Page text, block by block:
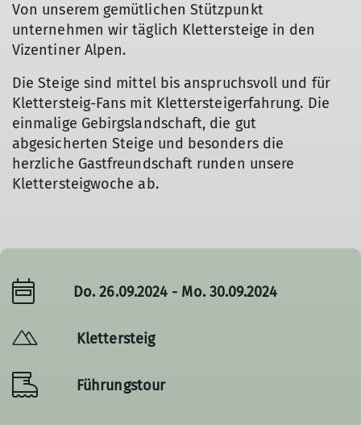
Von unserem gemütlichen Stützpunkt
unternehmen wir täglich Klettersteige in den
Vizentiner Alpen.
Die Steige sind mittel bis anspruchsvoll und für
Klettersteig-Fans mit Klettersteigerfahrung. Die
einmalige Gebirgslandschaft, die gut
abgesicherten Steige und besonders die
herzliche Gastfreundschaft runden unsere
Klettersteigwoche ab.
Do. 26.09.2024 - Mo. 30.09.2024
Klettersteig
Führungstour